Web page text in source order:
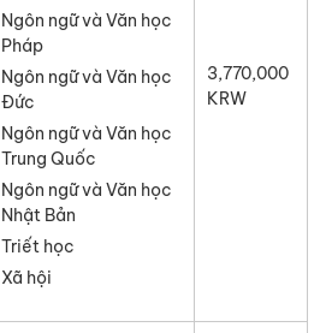
Ngôn ngữ và Văn học
Pháp
Ngôn ngữ và Văn học
Đức
Ngôn ngữ và Văn học
Trung Quốc
Ngôn ngữ và Văn học
Nhật Bản
Triết học
Xã hội
3,770,000
KRW